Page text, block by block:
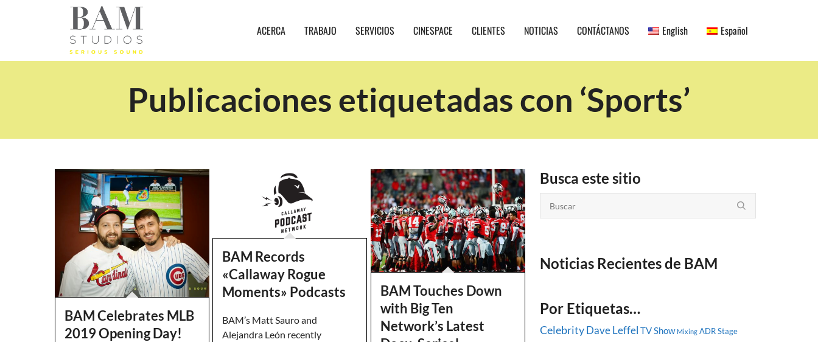
ACERCA TRABAJO SERVICIOS CINESPACE CLIENTES NOTICIAS CONTÁCTANOS English Español
Publicaciones etiquetadas con ‘Sports’
BAM Celebrates MLB
2019 Opening Day!
BAM Records
«Callaway Rogue
Moments» Podcasts
BAM’s Matt Sauro and
Alejandra León recently
BAM Touches Down
with Big Ten
Network’s Latest
Busca este sitio
Noticias Recientes de BAM
Por Etiquetas…
CelebrityDave Leffel TV Show Mixing ADR Stage